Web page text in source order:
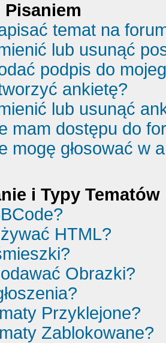
Pisaniem
temat na
lub usunąć
podpis do
ankietę?
lub usunąć
mam dostępu do
mogę głosować w
i Typy Tematów
HTML?
Obrazki?
Przyklejone?
Zablokowane?